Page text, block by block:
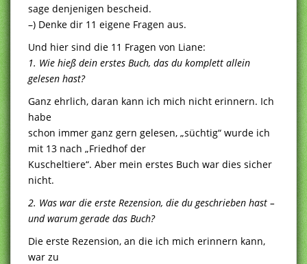
sage denjenigen bescheid.
–) Denke dir 11 eigene Fragen aus.
Und hier sind die 11 Fragen von Liane:
1. Wie hieß dein erstes Buch, das du komplett allein
gelesen hast?
Ganz ehrlich, daran kann ich mich nicht erinnern. Ich
habe
schon immer ganz gern gelesen, „süchtig“ wurde ich
mit 13 nach „Friedhof der
Kuscheltiere“. Aber mein erstes Buch war dies sicher
nicht.
2. Was war die erste Rezension, die du geschrieben hast –
und warum gerade das Buch?
Die erste Rezension, an die ich mich erinnern kann,
war zu